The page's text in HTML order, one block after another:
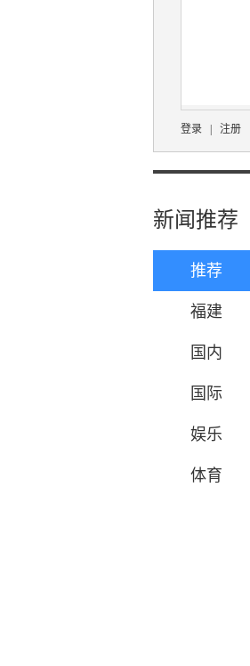
登录 | 注册
新闻推荐
推荐
福建
国内
国际
娱乐
体育